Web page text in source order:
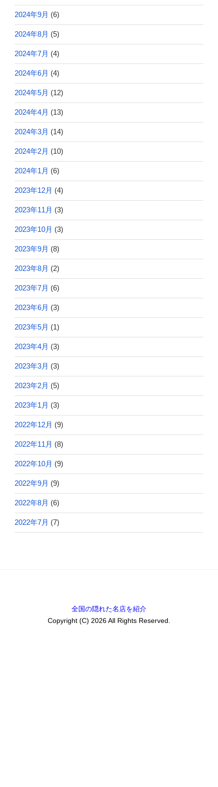
2024年9月 (6)
2024年8月 (5)
2024年7月 (4)
2024年6月 (4)
2024年5月 (12)
2024年4月 (13)
2024年3月 (14)
2024年2月 (10)
2024年1月 (6)
2023年12月 (4)
2023年11月 (3)
2023年10月 (3)
2023年9月 (8)
2023年8月 (2)
2023年7月 (6)
2023年6月 (3)
2023年5月 (1)
2023年4月 (3)
2023年3月 (3)
2023年2月 (5)
2023年1月 (3)
2022年12月 (9)
2022年11月 (8)
2022年10月 (9)
2022年9月 (9)
2022年8月 (6)
2022年7月 (7)
全国の隠れた名店を紹介
Copyright (C) 2026 All Rights Reserved.